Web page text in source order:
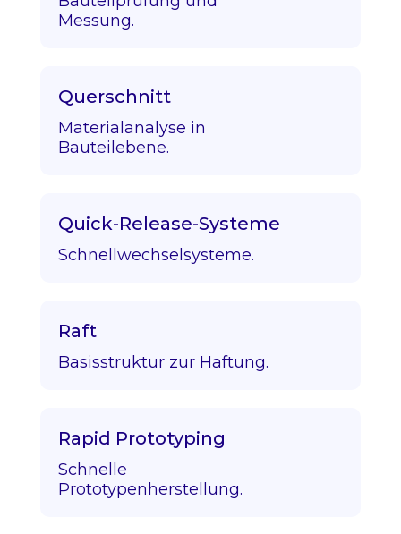
Messung.
Querschnitt
Materialanalyse in
Bauteilebene.
Quick-Release-Systeme
Schnellwechselsysteme.
Raft
Basisstruktur zur Haftung.
Rapid Prototyping
Schnelle
Prototypenherstellung.